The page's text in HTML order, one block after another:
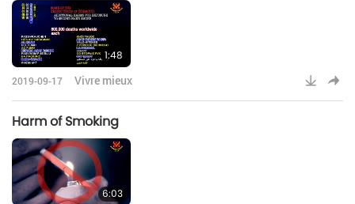
1:48
2019-09-17 Vivre mieux
Harm of Smoking
6:03